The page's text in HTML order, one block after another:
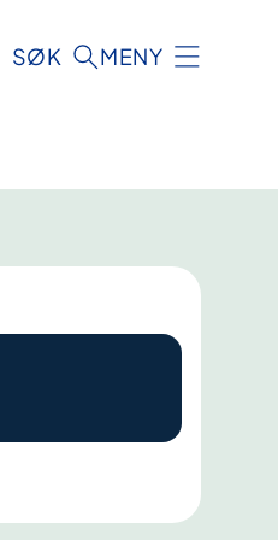
SØK MENY